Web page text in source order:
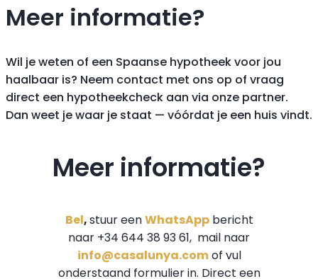
Meer informatie?
Wil je weten of een Spaanse hypotheek voor jou
haalbaar is? Neem contact met ons op of vraag
direct een hypotheekcheck aan via onze partner.
Dan weet je waar je staat — vóórdat je een huis vindt.
Meer informatie?
Bel,stuur eenWhatsApp bericht
naar +34 644 38 93 61, mail naar
info@casalunya.comof vul
onderstaand formulier in. Direct een